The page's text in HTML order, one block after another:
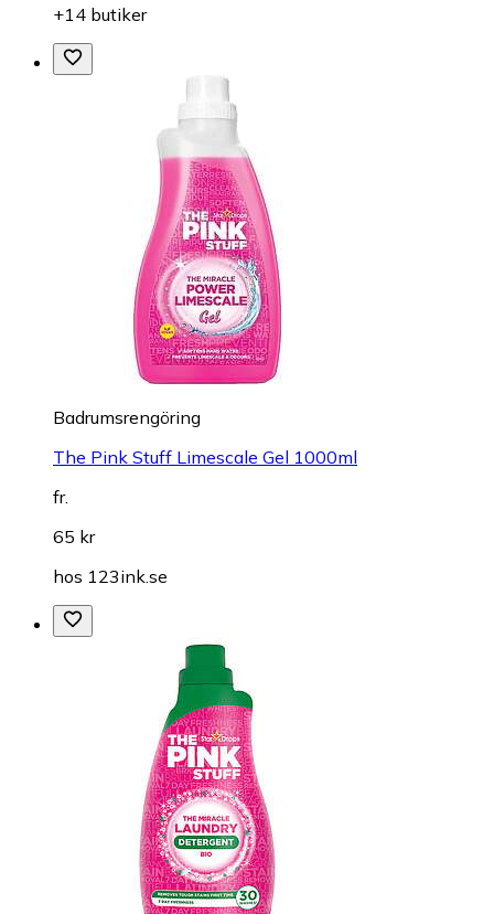
+14 butiker
Badrumsrengöring
The Pink Stuff Limescale Gel 1000ml
fr.
65 kr
hos 123ink.se